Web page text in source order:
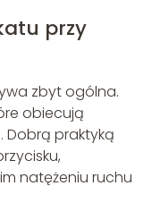
przy
zbyt ogólna.
obiecują
Dobrą praktyką
natężeniu ruchu